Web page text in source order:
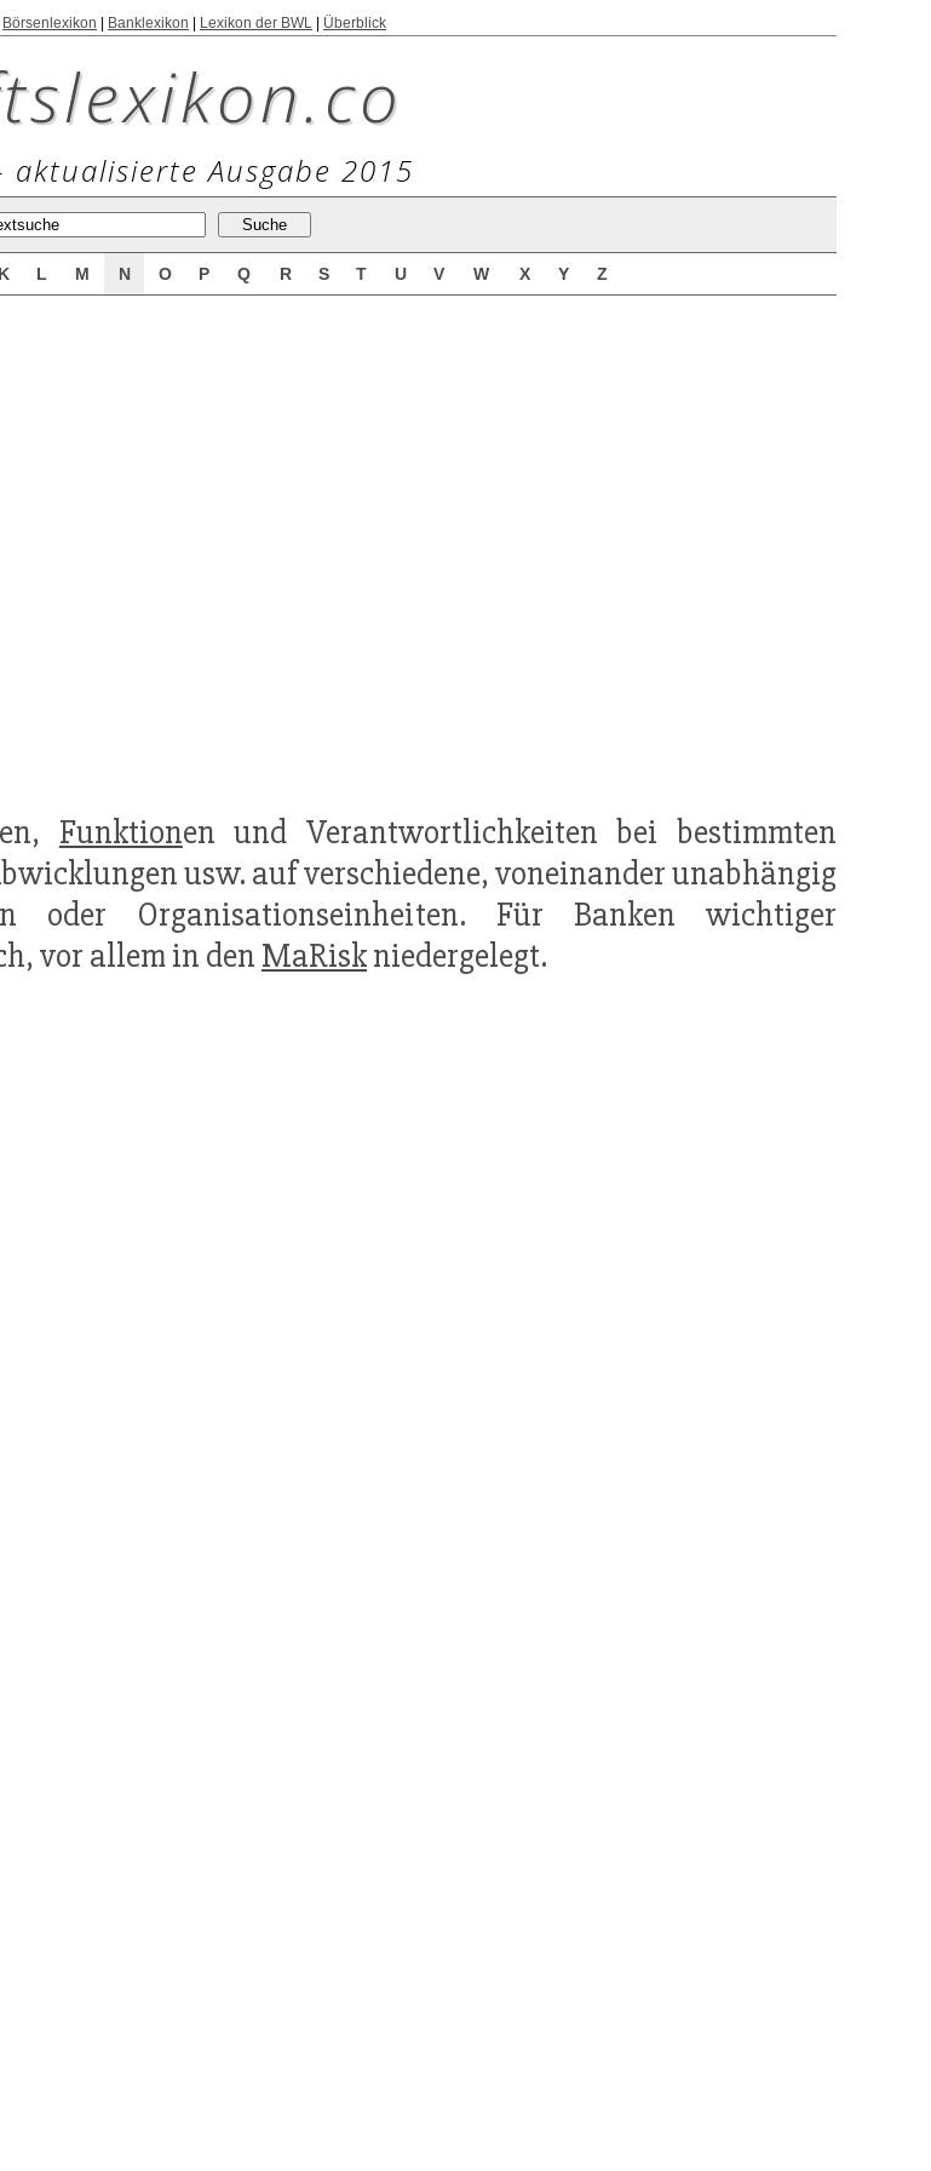
Börsenlexikon Banklexikon Lexikon der BWL Überblick
Ausgabe 2015
K L M N O P Q R S T U V W X Y Z
Funktionen und Verantwortlichkeiten bei bestimmten
usw. auf verschiedene, voneinander unabhängig
oder Organisationseinheiten. Für Banken wichtiger
vor allem in den MaRiskniedergelegt.